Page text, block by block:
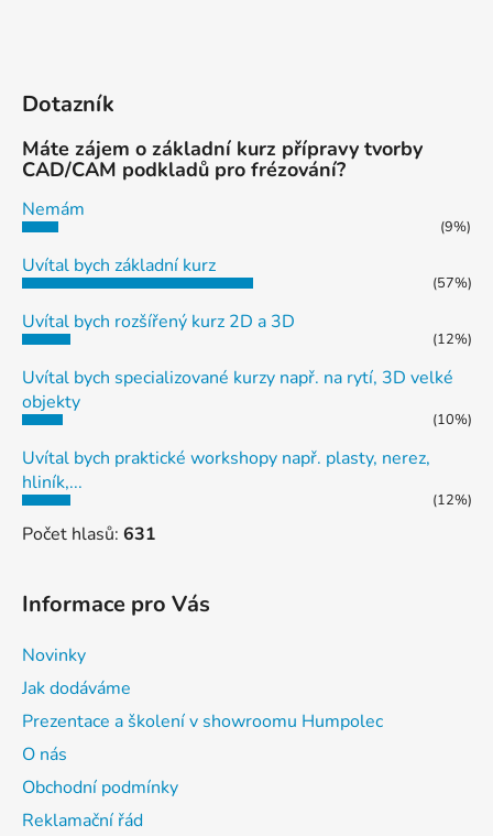
Dotazník
Máte zájem o základní kurz přípravy tvorby
CAD/CAM podkladů pro frézování?
Nemám
(9%)
Uvítal bych základní kurz
(57%)
Uvítal bych rozšířený kurz 2D a 3D
(12%)
Uvítal bych specializované kurzy např. na rytí, 3D velké
objekty
(10%)
Uvítal bych praktické workshopy např. plasty, nerez,
hliník,...
(12%)
Počet hlasů: 631
Informace pro Vás
Novinky
Jak dodáváme
Prezentace a školení v showroomu Humpolec
O nás
Obchodní podmínky
Reklamační řád